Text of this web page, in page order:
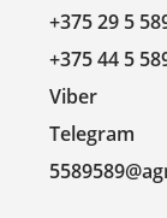
+375 29 5
+375 44 5
Viber
Telegram